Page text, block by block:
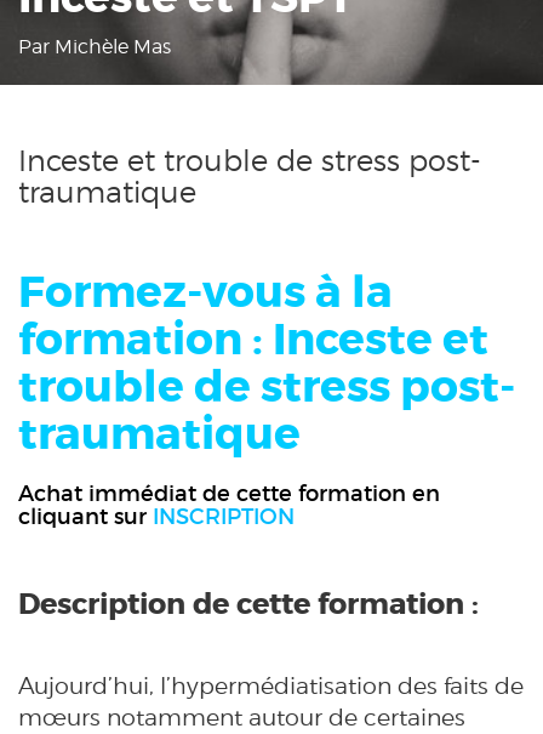
Par Michèle Mas
Inceste et trouble de stress post-
traumatique
Formez-vous à la
formation : Inceste et
trouble de stress post-
traumatique
Achat immédiat de cette formation en
cliquant sur INSCRIPTION
Description de cette formation :
Aujourd’hui, l’hypermédiatisation des faits de
mœurs notamment autour de certaines